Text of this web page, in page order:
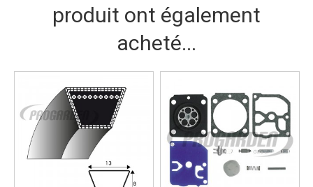
produit ont également
acheté...